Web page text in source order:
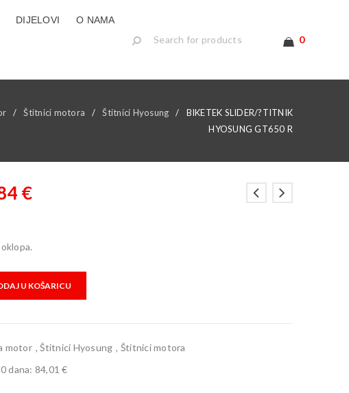
DIJELOVI O NAMA
0
/ Štitnici motora / Štitnici Hyosung /
BIKETEK SLIDER/?TITNIK
HYOSUNG GT650 R
€
U KOŠARICU
motor ,Štitnici Hyosung , Štitnici motora
dana: 84,01 €